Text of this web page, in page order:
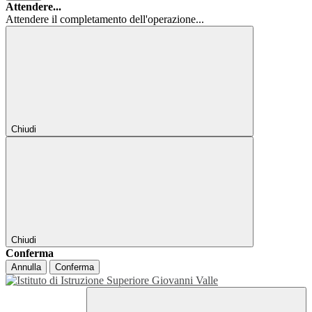
Attendere...
Attendere il completamento dell'operazione...
Chiudi
Chiudi
Conferma
Annulla Conferma